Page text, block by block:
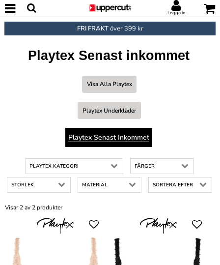
Logga in
FRI FRAKTöver 399 kr
Playtex Senast inkommet
Visa Alla Playtex
Playtex Underkläder
Playtex Senast Inkommet
PLAYTEX KATEGORI FÄRGER
STORLEK MATERIAL SORTERA EFTER
Visar 2 av 2 produkter